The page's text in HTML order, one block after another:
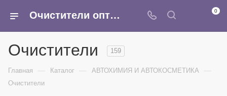
Очистители оптом - очиститель двигателя, тормозов, очиститель карбюратора купить в интернет-магазине Армина 0
Очистители 159
Главная — Каталог — АВТОХИМИЯ И АВТОКОСМЕТИКА —
Очистители